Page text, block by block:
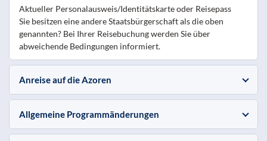
Aktueller Personalausweis/Identitätskarte oder Reisepass
Sie besitzen eine andere Staatsbürgerschaft als die oben
genannten? Bei Ihrer Reisebuchung werden Sie über
abweichende Bedingungen informiert.
Anreise auf die Azoren
Allgemeine Programmänderungen